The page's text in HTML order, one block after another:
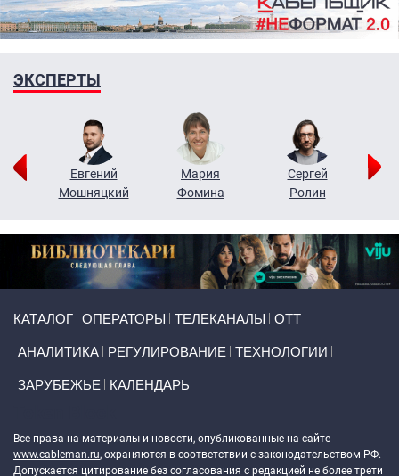
ЭКСПЕРТЫ
Евгений
Мошняцкий
Мария
Фомина
Сергей
Ролин
КАТАЛОГ ОПЕРАТОРЫ ТЕЛЕКАНАЛЫ ОТТ
АНАЛИТИКА РЕГУЛИРОВАНИЕ ТЕХНОЛОГИИ
ЗАРУБЕЖЬЕ КАЛЕНДАРЬ
Все права на материалы и новости, опубликованные на сайте
www.cableman.ru, охраняются в соответствии с законодательством РФ.
Допускается цитирование без согласования с редакцией не более трети